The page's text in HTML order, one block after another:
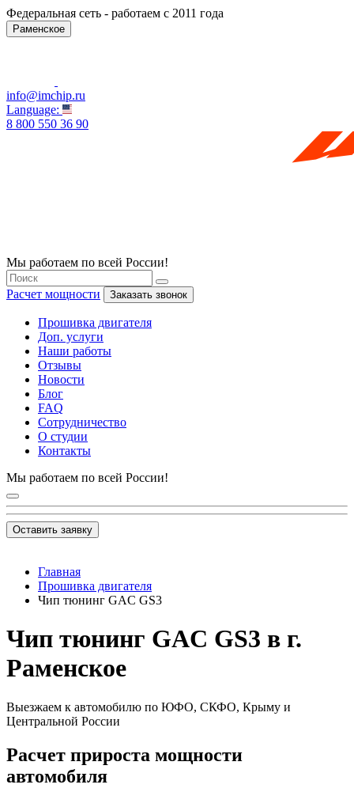
Федеральная сеть - работаем с 2011 года
Раменское
info@imchip.ru
Language:
8 800 550 36 90
Мы работаем по всей России!
Расчет мощности Заказать звонок
Прошивка двигателя
Доп. услуги
Наши работы
Отзывы
Новости
Блог
FAQ
Сотрудничество
О студии
Контакты
Мы работаем по всей России!
Оставить заявку
Главная
Прошивка двигателя
Чип тюнинг GAC GS3
Чип тюнинг GAC GS3 в г.
Раменское
Выезжаем к автомобилю по ЮФО, СКФО, Крыму и
Центральной России
Расчет прироста мощности
автомобиля